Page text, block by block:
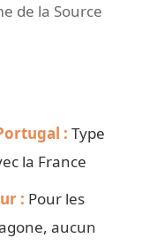
de la Source
: Type
la France
: Pour les
aucun